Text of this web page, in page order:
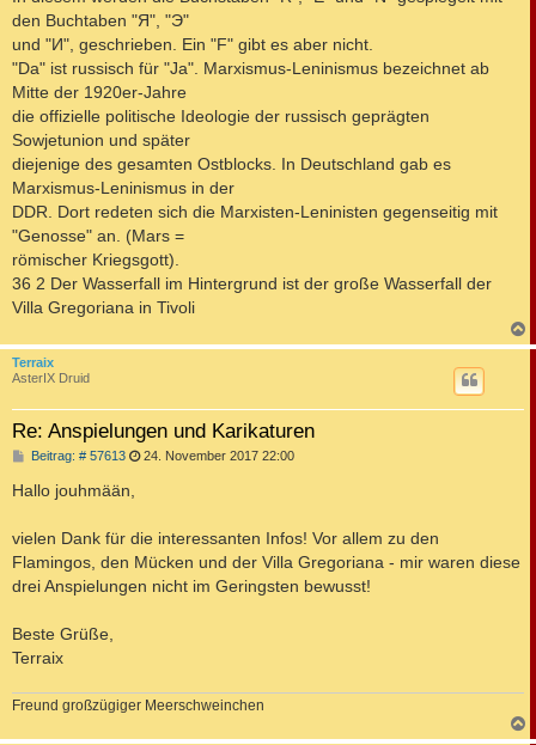
den Buchtaben "Я", "Э"
und "И", geschrieben. Ein "F" gibt es aber nicht.
"Da" ist russisch für "Ja". Marxismus-Leninismus bezeichnet ab
Mitte der 1920er-Jahre
die offizielle politische Ideologie der russisch geprägten
Sowjetunion und später
diejenige des gesamten Ostblocks. In Deutschland gab es
Marxismus-Leninismus in der
DDR. Dort redeten sich die Marxisten-Leninisten gegenseitig mit
"Genosse" an. (Mars =
römischer Kriegsgott).
36 2 Der Wasserfall im Hintergrund ist der große Wasserfall der
Villa Gregoriana in Tivoli
a
Terraix
AsterIX Druid
Re: Anspielungen und Karikaturen
Beitrag: # 57613B
i
24. November 2017 22:00
Hallo jouhmään,
vielen Dank für die interessanten Infos! Vor allem zu den
Flamingos, den Mücken und der Villa Gregoriana - mir waren diese
drei Anspielungen nicht im Geringsten bewusst!
Beste Grüße,
Terraix
Freund großzügiger Meerschweinchen
a